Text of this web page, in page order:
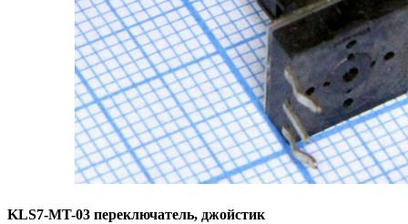
KLS7-MT-03 переключатель, джойстик